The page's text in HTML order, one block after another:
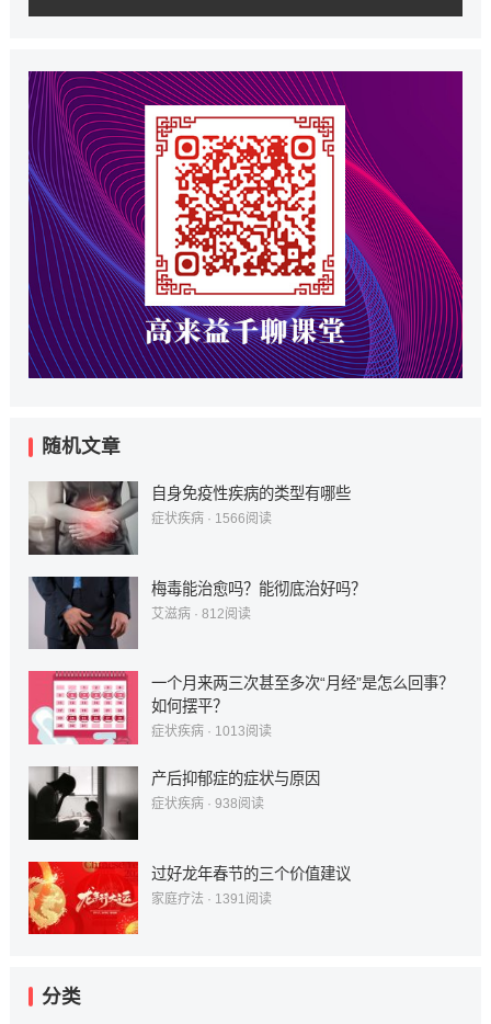
随机文章
自身免疫性疾病的类型有哪些
症状疾病· 1566阅读
梅毒能治愈吗？能彻底治好吗？
艾滋病· 812阅读
一个月来两三次甚至多次“月经”是怎么回事？
如何摆平？
症状疾病· 1013阅读
产后抑郁症的症状与原因
症状疾病· 938阅读
过好龙年春节的三个价值建议
家庭疗法 · 1391 阅读
分类